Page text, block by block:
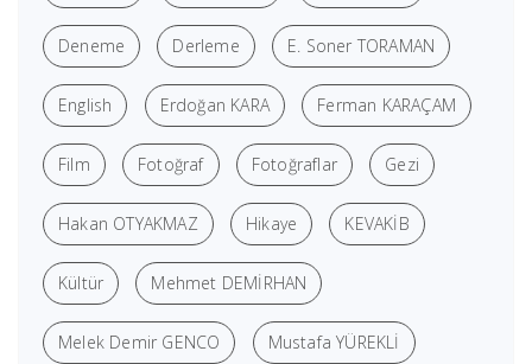
Deneme Derleme E. Soner TORAMAN
English Erdoğan KARA Ferman KARAÇAM
Film Fotoğraf Fotoğraflar Gezi
Hakan OTYAKMAZ Hikaye KEVAKİB
Kültür Mehmet DEMİRHAN
Melek Demir GENCO Mustafa YÜREKLİ